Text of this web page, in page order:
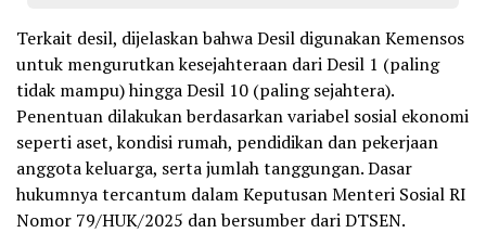
Terkait desil, dijelaskan bahwa Desil digunakan Kemensos
untuk mengurutkan kesejahteraan dari Desil 1 (paling
tidak mampu) hingga Desil 10 (paling sejahtera).
Penentuan dilakukan berdasarkan variabel sosial ekonomi
seperti aset, kondisi rumah, pendidikan dan pekerjaan
anggota keluarga, serta jumlah tanggungan. Dasar
hukumnya tercantum dalam Keputusan Menteri Sosial RI
Nomor 79/HUK/2025 dan bersumber dari DTSEN.